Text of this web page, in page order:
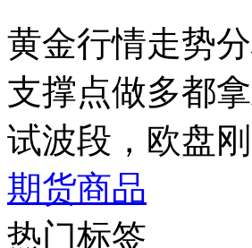
黄金行情走势
支撑点做多都
试波段，欧盘
期货商品
热门标签